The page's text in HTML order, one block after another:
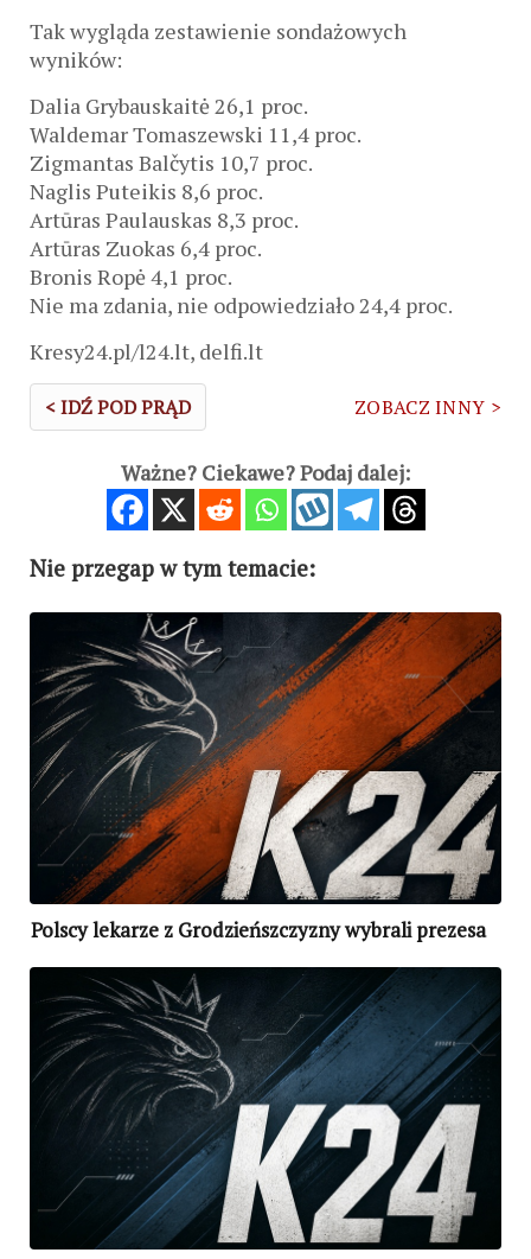
Tak wygląda zestawienie sondażowych
wyników:
Dalia Grybauskaitė 26,1 proc.
Waldemar Tomaszewski 11,4 proc.
Zigmantas Balčytis 10,7 proc.
Naglis Puteikis 8,6 proc.
Artūras Paulauskas 8,3 proc.
Artūras Zuokas 6,4 proc.
Bronis Ropė 4,1 proc.
Nie ma zdania, nie odpowiedziało 24,4 proc.
Kresy24.pl/l24.lt, delfi.lt
< IDŹ POD PRĄD ZOBACZ INNY >
Ważne? Ciekawe? Podaj dalej:
Nie przegap w tym temacie:
Polscy lekarze z Grodzieńszczyzny wybrali prezesa